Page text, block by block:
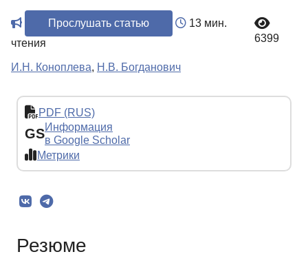
Прослушать статью
13 мин.
чтения
6399
И.Н. Коноплева, Н.В. Богданович
PDF (RUS)
GSИнформация
в Google Scholar
Метрики
Резюме